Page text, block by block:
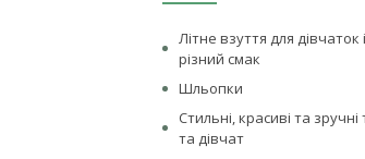
Літне взуття для дівчаток
різний смак
Шльопки
Стильні, красиві та зручні
та дівчат